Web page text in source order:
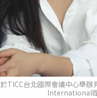
TICC台北國際會議中心舉辦
International提